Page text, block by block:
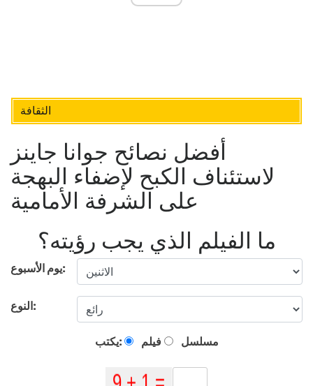
الثقافة
أفضل نصائح جوانا جاينز
لاستئناف الكبح لإضفاء البهجة
على الشرفة الأمامية
ما الفيلم الذي يجب رؤيته؟
يوم الأسبوع:
النوع:
يكتب: فيلم مسلسل